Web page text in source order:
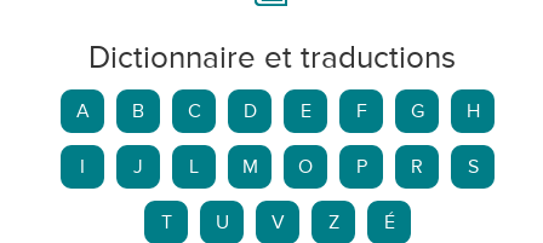
Dictionnaire et traductions
A B C D E F G H
J L M O P R S
T U V Z É